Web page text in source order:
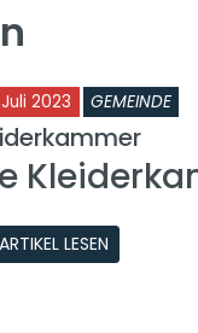
2023 GEMEINDE
ARTIKEL LESEN